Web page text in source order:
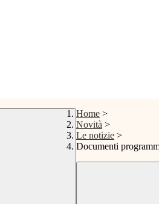
Home >
Novità >
Le notizie >
Documenti